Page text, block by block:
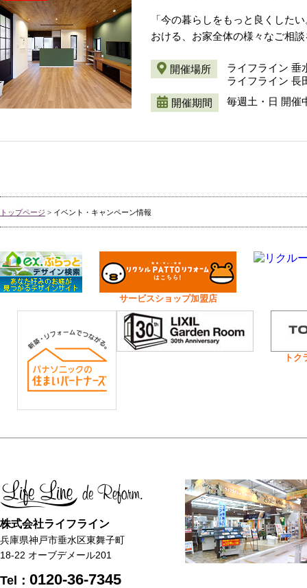
「今の暮らしをもっと良くした
おける、お家全体の様々なご相
開催場所
ライフライン 垂
ライフライン 長
開催期間
毎週土・日 開催
トップページ > イベント・キャンペーン情報
サービスショップ加盟店
トク
株式会社ライフライン
兵庫県神戸市垂水区東舞子町
18-22 オーブデメール201
Tel： 0120-36-7345